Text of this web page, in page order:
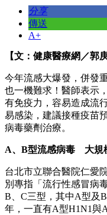
分享
傳送
A+
【文：健康醫療網／郭
今年流感大爆發，併發
也一機難求！醫師表示
有免疫力，容易造成流
易感染，建議接種疫苗
病毒藥劑治療。
A、B型流感病毒 大規
台北市立聯合醫院仁愛
別專指「流行性感冒病
B、C三型，其中A型及
年，一直有A型H1N1與